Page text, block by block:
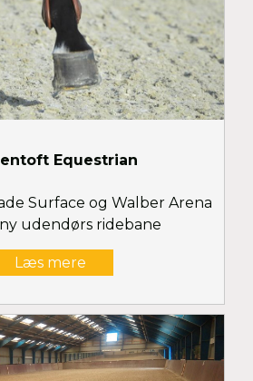
Equestrian
Surface og Walber Arena
udendørs ridebane
Læs mere